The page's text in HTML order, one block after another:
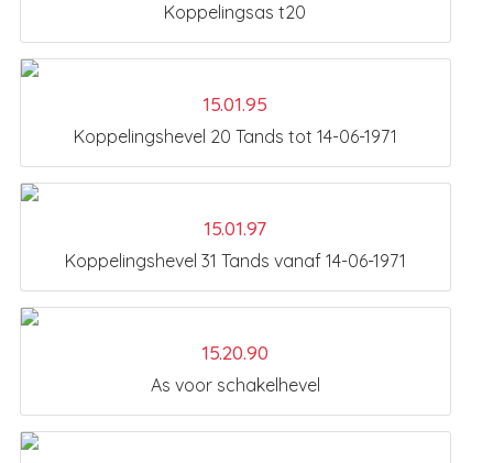
Koppelingsas t20
15.01.95
Koppelingshevel 20 Tands tot 14-06-1971
15.01.97
Koppelingshevel 31 Tands vanaf 14-06-1971
15.20.90
As voor schakelhevel